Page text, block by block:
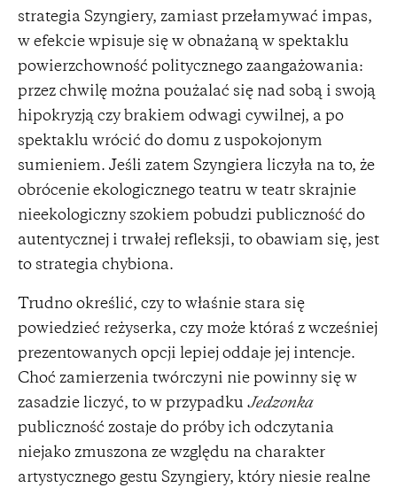
strategia Szyngiery, zamiast przełamywać impas,
w efekcie wpisuje się w obnażaną w spektaklu
powierzchowność politycznego zaangażowania:
przez chwilę można poużalać się nad sobą i swoją
hipokryzją czy brakiem odwagi cywilnej, a po
spektaklu wrócić do domu z uspokojonym
sumieniem. Jeśli zatem Szyngiera liczyła na to, że
obrócenie ekologicznego teatru w teatr skrajnie
nieekologiczny szokiem pobudzi publiczność do
autentycznej i trwałej refleksji, to obawiam się, jest
to strategia chybiona.
Trudno określić, czy to właśnie stara się
powiedzieć reżyserka, czy może któraś z wcześniej
prezentowanych opcji lepiej oddaje jej intencje.
Choć zamierzenia twórczyni nie powinny się w
zasadzie liczyć, to w przypadku Jedzonka
publiczność zostaje do próby ich odczytania
niejako zmuszona ze względu na charakter
artystycznego gestu Szyngiery, który niesie realne